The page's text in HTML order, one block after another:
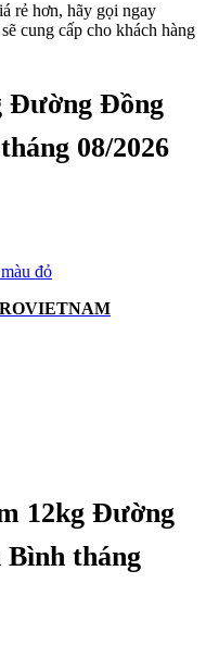
rẻ hơn, hãy gọi ngay
cung cấp cho khách hàng
Đường Đồng
08/2026
12kg Đường
tháng